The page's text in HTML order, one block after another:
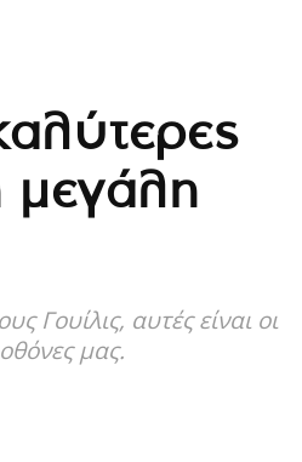
μεγάλη
Γουίλις, αυτές είναι οι
μας.